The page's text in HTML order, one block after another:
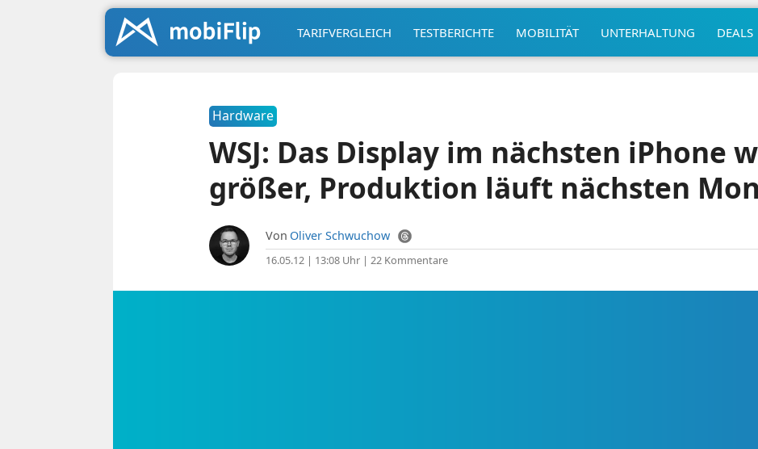
TARIFVERGLEICH TESTBERICHTE MOBILITÄT UNTERHALTUNG DEALS
Hardware
WSJ: Das Display im nächsten iPhone
größer, Produktion läuft nächsten
Von Oliver Schwuchow
16.05.12 | 13:08 Uhr| 22 Kommentare